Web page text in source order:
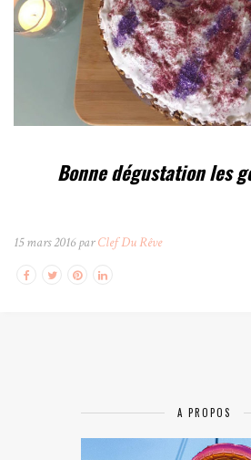
Bonne dégustation les
15 mars 2016 parClef Du Rêve
A PROPOS